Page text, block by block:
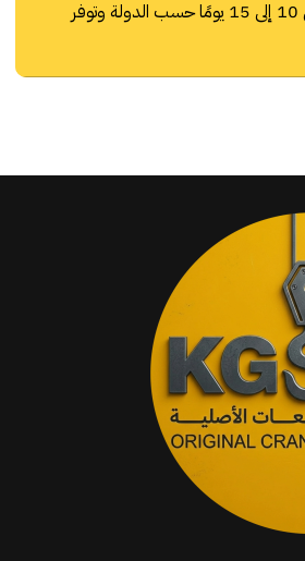
تتراوح مدة الشحن من 10 إلى 15 يومًا حسب الدولة وتوفر